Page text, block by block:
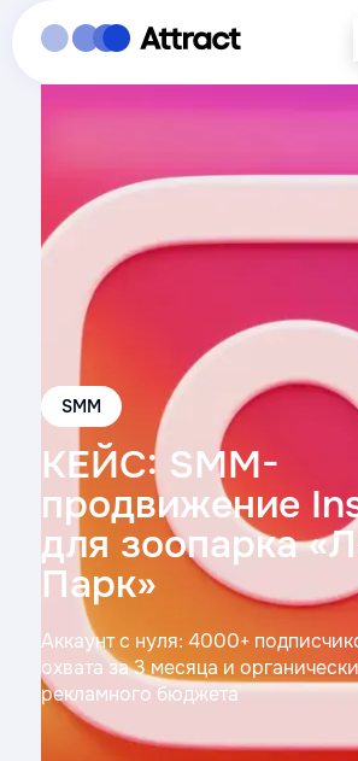
SMM
КЕЙС: SMM-
продвижение
для зоопарка
Парк»
Аккаунт с нуля: 4000+
охвата за 3 месяца и
рекламного бюджета